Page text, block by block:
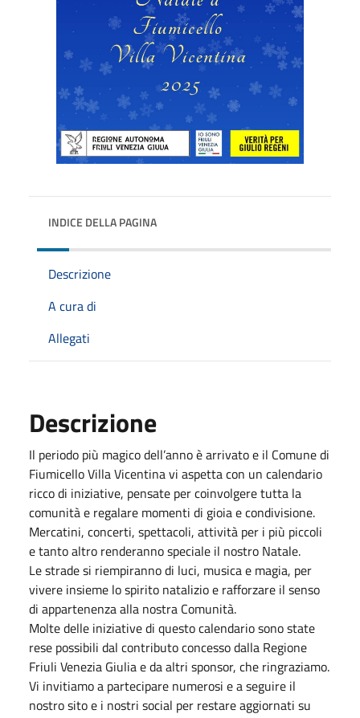
INDICE DELLA PAGINA
Descrizione
A cura di
Allegati
Descrizione
Il periodo più magico dell’anno è arrivato e il Comune di
Fiumicello Villa Vicentina vi aspetta con un calendario
ricco di iniziative, pensate per coinvolgere tutta la
comunità e regalare momenti di gioia e condivisione.
Mercatini, concerti, spettacoli, attività per i più piccoli
e tanto altro renderanno speciale il nostro Natale.
Le strade si riempiranno di luci, musica e magia, per
vivere insieme lo spirito natalizio e rafforzare il senso
di appartenenza alla nostra Comunità.
Molte delle iniziative di questo calendario sono state
rese possibili dal contributo concesso dalla Regione
Friuli Venezia Giulia e da altri sponsor, che ringraziamo.
Vi invitiamo a partecipare numerosi e a seguire il
nostro sito e i nostri social per restare aggiornati su